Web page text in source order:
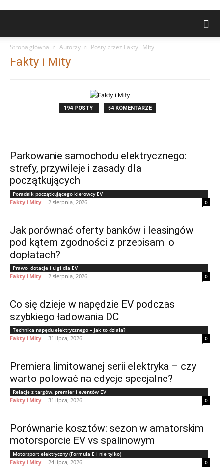
Strona główna Autorzy Posty przez Fakty i Mity
Fakty i Mity
194 POSTY 54 KOMENTARZE
Parkowanie samochodu elektrycznego:
strefy, przywileje i zasady dla
początkujących
Poradnik początkującego kierowcy EV
Fakty i Mity - 2 sierpnia, 2026 0
Jak porównać oferty banków i leasingów
pod kątem zgodności z przepisami o
dopłatach?
Prawo, dotacje i ulgi dla EV
Fakty i Mity - 2 sierpnia, 2026 0
Co się dzieje w napędzie EV podczas
szybkiego ładowania DC
Technika napędu elektrycznego – jak to działa?
Fakty i Mity - 31 lipca, 2026 0
Premiera limitowanej serii elektryka – czy
warto polować na edycje specjalne?
Relacje z targów, premier i eventów EV
Fakty i Mity - 31 lipca, 2026 0
Porównanie kosztów: sezon w amatorskim
motorsporcie EV vs spalinowym
Motorsport elektryczny (Formula E i nie tylko)
Fakty i Mity - 24 lipca, 2026 0